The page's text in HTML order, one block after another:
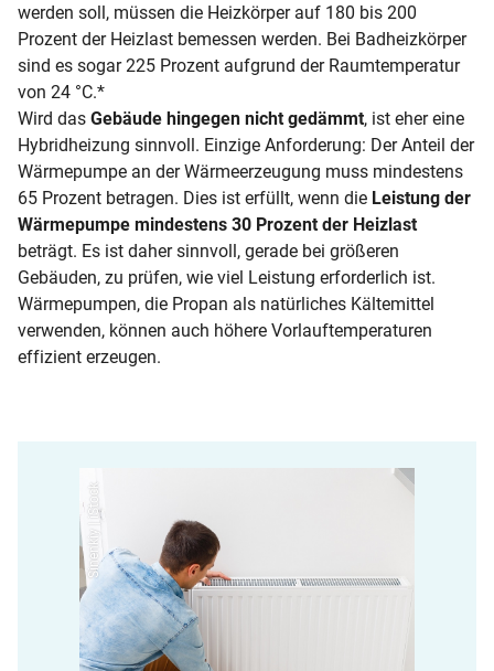
werden soll, müssen die Heizkörper auf 180 bis 200
Prozent der Heizlast bemessen werden. Bei Badheizkörper
sind es sogar 225 Prozent aufgrund der Raumtemperatur
von 24 °C.*
Wird das Gebäude hingegen nicht gedämmt, ist eher eine
Hybridheizung sinnvoll. Einzige Anforderung: Der Anteil der
Wärmepumpe an der Wärmeerzeugung muss mindestens
65 Prozent betragen. Dies ist erfüllt, wenn die Leistung der
Wärmepumpe mindestens 30 Prozent der Heizlast
beträgt. Es ist daher sinnvoll, gerade bei größeren
Gebäuden, zu prüfen, wie viel Leistung erforderlich ist.
Wärmepumpen, die Propan als natürliches Kältemittel
verwenden, können auch höhere Vorlauftemperaturen
effizient erzeugen.
Sinenkiy | iStock